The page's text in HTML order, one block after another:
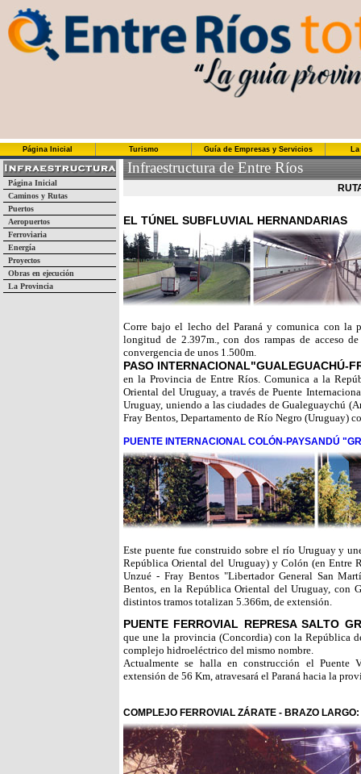
Página Inicial Turismo Guía de Empresas y Servicios
Página Inicial
Caminos y Rutas
Puertos
Aeropuertos
Ferroviaria
Energía
Proyectos
Obras en ejecución
La Provincia
Infraestructura de Entre Ríos
EL TÚNEL SUBFLUVIAL HERNANDARIAS
Corre bajo el lecho del Paraná y comunica con la
longitud de 2.397m., con dos rampas de acceso
convergencia de unos 1.500m.
PASO INTERNACIONAL"GUALEGUACHÚ-
en la Provincia de Entre Ríos. Comunica a la
Oriental del Uruguay, a través de Puente
Uruguay, uniendo a las ciudades de Gualeguaychú
Fray Bentos, Departamento de Río Negro (Uruguay)
PUENTE INTERNACIONAL COLÓN-PAYSANDÚ
Este puente fue construido sobre el río Uruguay y
República Oriental del Uruguay) y Colón (en Entre
Unzué - Fray Bentos "Libertador General San
Bentos, en la República Oriental del Uruguay, con
distintos tramos totalizan 5.366m, de extensión.
PUENTE FERROVIAL REPRESA SALTO
que une la provincia (Concordia) con la República
complejo hidroeléctrico del mismo nombre.
Actualmente se halla en construcción el Puente
extensión de 56 Km, atravesará el Paraná hacia la
COMPLEJO FERROVIAL ZÁRATE - BRAZO LARGO: